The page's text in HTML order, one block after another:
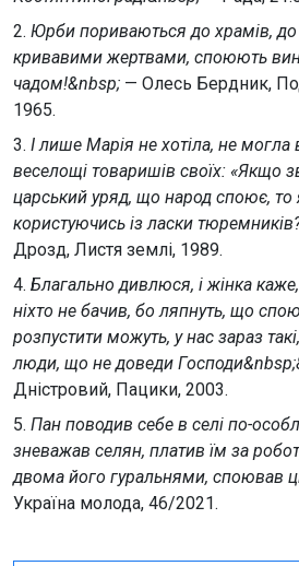
2. Юрби пориваються до храмів,
кривавими жертвами, споюють
чадом!&nbsp; — Олесь Бердник,
1965.
3. І лише Марія не хотіла, не могла
веселощі товаришів своїх: «Якщо
царський уряд, що народ споює,
користуючись із ласки
Дрозд, Листя землі, 1989.
4. Благально дивлюся, і жінка
ніхто не бачив, бо ляпнуть, що
розпустити можуть, у нас зараз
люди, що не доведи
Дністровий, Пацики, 2003.
5. Пан поводив себе в селі по-
зневажав селян, платив їм за
двома його гуральнями, споював
Україна молода, 46/2021.